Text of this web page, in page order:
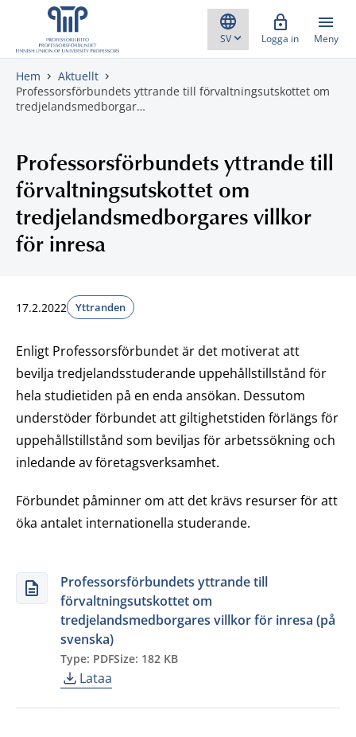
Gå direkt till innehåll
Logga in Meny
Hem
Aktuellt
Professorsförbundets yttrande till förvaltningsutskottet om
tredjelandsmedborgar…
Professorsförbundets yttrande till
förvaltningsutskottet om
tredjelandsmedborgares villkor
för inresa
17.2.2022 Yttranden
Enligt Professorsförbundet är det motiverat att
bevilja tredjelandsstuderande uppehållstillstånd för
hela studietiden på en enda ansökan. Dessutom
understöder förbundet att giltighetstiden förlängs för
uppehållstillstånd som beviljas för arbetssökning och
inledande av företagsverksamhet.
Förbundet påminner om att det krävs resurser för att
öka antalet internationella studerande.
Professorsförbundets yttrande till
förvaltningsutskottet om
tredjelandsmedborgares villkor för inresa (på
svenska)
Type: PDFSize: 182 KB
Lataa